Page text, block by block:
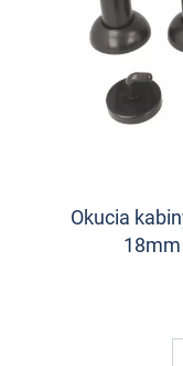
Okucia